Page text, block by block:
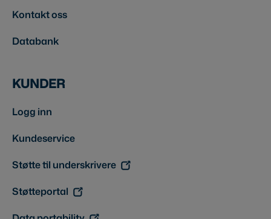
Kontakt oss
Databank
KUNDER
Logg inn
Kundeservice
Støtte til underskrivere
Støtteportal